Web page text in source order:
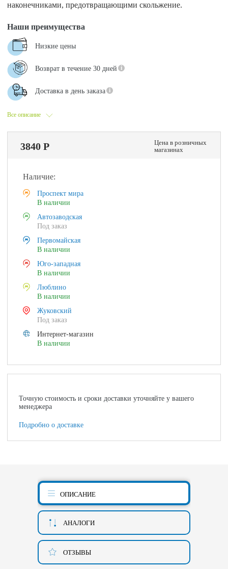
наконечниками, предотвращающими скольжение.
Все описание
Наши преимущества
Низкие цены
Возврат в течение 30 дней
Доставка в день заказа
3840 Р
Цена в розничных
магазинах
Наличие:
Проспект мира
В наличии
Автозаводская
Под заказ
Первомайская
В наличии
Юго-западная
В наличии
Люблино
В наличии
Жуковский
Под заказ
Интернет-магазин
В наличии
Точную стоимость и сроки доставки уточняйте у вашего
менеджера
Подробно о доставке
ОПИСАНИЕ
АНАЛОГИ
ОТЗЫВЫ